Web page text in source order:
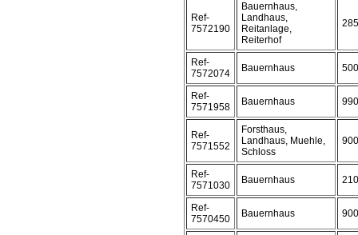
Ref-
7572190
Bauernhaus,
Landhaus,
Reitanlage,
Reiterhof
Ref-
7572074
Bauernhaus
Ref-
7571958
Bauernhaus
Ref-
7571552
Forsthaus,
Landhaus, Muehle,
Schloss
Ref-
7571030
Bauernhaus
Ref-
7570450
Bauernhaus